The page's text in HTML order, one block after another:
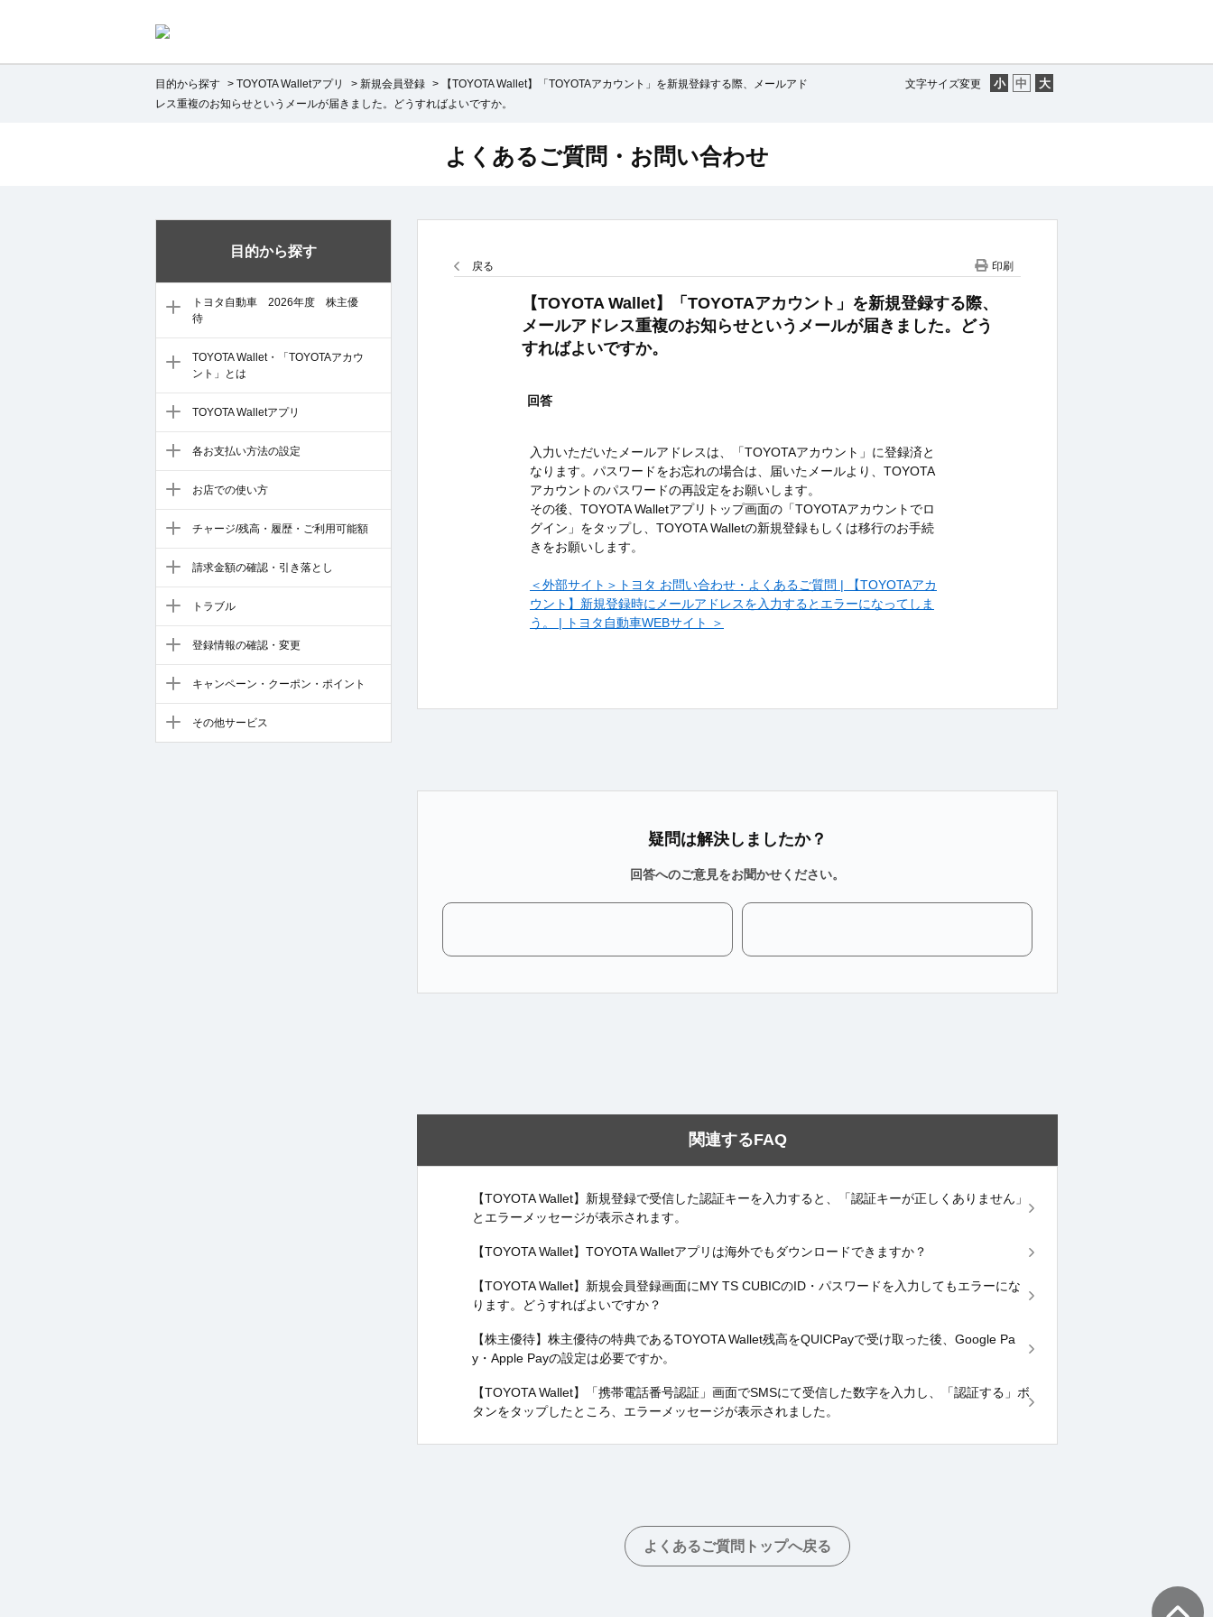
文字サイズ変更
目的から探す > TOYOTA Walletアプリ > 新規会員登録 >
【TOYOTA Wallet】「TOYOTAアカウント」を新規登録する際、メールアド
レス重複のお知らせというメールが届きました。どうすればよいですか。
目的から探す
トヨタ自動車 2026年度 株主優
待
TOYOTA Wallet・「TOYOTAアカウ
ント」とは
TOYOTA Walletアプリ
各お支払い方法の設定
お店での使い方
チャージ/残高・履歴・ご利用可能額
請求金額の確認・引き落とし
トラブル
登録情報の確認・変更
キャンペーン・クーポン・ポイント
その他サービス
よくあるご質問・お問い合わせ
戻る 印刷
【TOYOTA Wallet】「TOYOTAアカウント」を新規登録する際、
メールアドレス重複のお知らせというメールが届きました。どう
すればよいですか。
回答
入力いただいたメールアドレスは、「TOYOTAアカウント」に登録済と
なります。パスワードをお忘れの場合は、届いたメールより、TOYOTA
アカウントのパスワードの再設定をお願いします。
その後、TOYOTA Walletアプリトップ画面の「TOYOTAアカウントでロ
グイン」をタップし、TOYOTA Walletの新規登録もしくは移行のお手続
きをお願いします。
＜外部サイト＞トヨタ お問い合わせ・よくあるご質問 | 【TOYOTAアカ
ウント】新規登録時にメールアドレスを入力するとエラーになってしま
う。 | トヨタ自動車WEBサイト ＞
疑問は解決しましたか？
回答へのご意見をお聞かせください。
関連するFAQ
【TOYOTA Wallet】新規登録で受信した認証キーを入力すると、「認証キーが正しくありません」
とエラーメッセージが表示されます。
【TOYOTA Wallet】TOYOTA Walletアプリは海外でもダウンロードできますか？
【TOYOTA Wallet】新規会員登録画面にMY TS CUBICのID・パスワードを入力してもエラーにな
ります。どうすればよいですか？
【株主優待】株主優待の特典であるTOYOTA Wallet残高をQUICPayで受け取った後、Google Pa
y・Apple Payの設定は必要ですか。
【TOYOTA Wallet】「携帯電話番号認証」画面でSMSにて受信した数字を入力し、「認証する」ボ
タンをタップしたところ、エラーメッセージが表示されました。
よくあるご質問トップへ戻る
TOPへ